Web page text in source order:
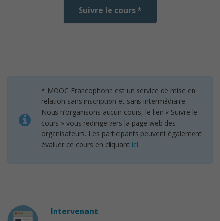
Suivre le cours *
* MOOC Francophone est un service de mise en
relation sans inscription et sans intermédiaire.
Nous n’organisons aucun cours, le lien « Suivre le
cours » vous redirige vers la page web des
organisateurs. Les participants peuvent également
évaluer ce cours en cliquant ici
Intervenant